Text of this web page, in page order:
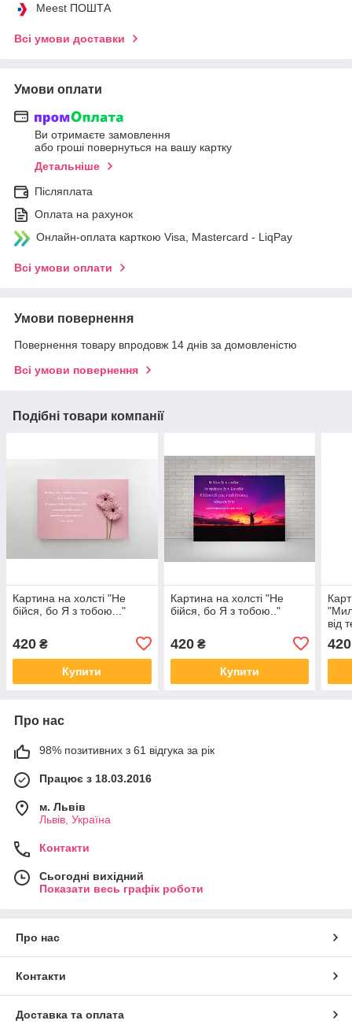
Meest ПОШТА
Всі умови доставки
Умови оплати
Ви отримаєте замовлення
або гроші повернуться на вашу картку
Детальніше
Післяплата
Оплата на рахунок
Онлайн-оплата карткою Visa, Mastercard - LiqPay
Всі умови оплати
Умови повернення
Повернення товару впродовж 14 днів за домовленістю
Всі умови повернення
Подібні товари компанії
Картина на холсті "Не
бійся, бо Я з тобою..."
420 ₴
Купити
Картина на холсті "Не
бійся, бо Я з тобою.."
420₴
Купити
від
420
Про нас
98% позитивних з 61 відгука за рік
Працює з 18.03.2016
м. Львів
Львів, Україна
Контакти
Сьогодні вихідний
Показати весь графік роботи
Про нас
Контакти
Доставка та оплата